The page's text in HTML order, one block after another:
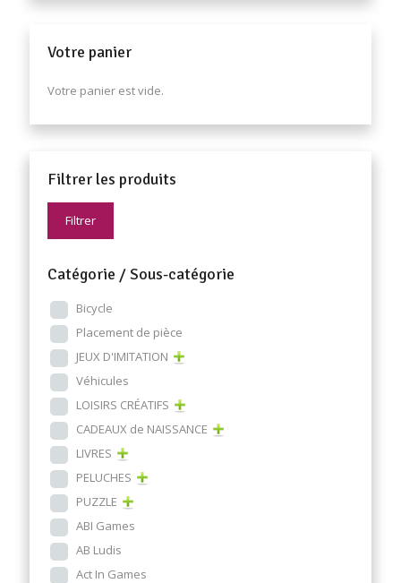
Votre panier
Votre panier est vide.
Filtrer les produits
Filtrer
Catégorie / Sous-catégorie
Bicycle
Placement de pièce
JEUX D'IMITATION
Véhicules
LOISIRS CRÉATIFS
CADEAUX de NAISSANCE
LIVRES
PELUCHES
PUZZLE
ABI Games
AB Ludis
Act In Games